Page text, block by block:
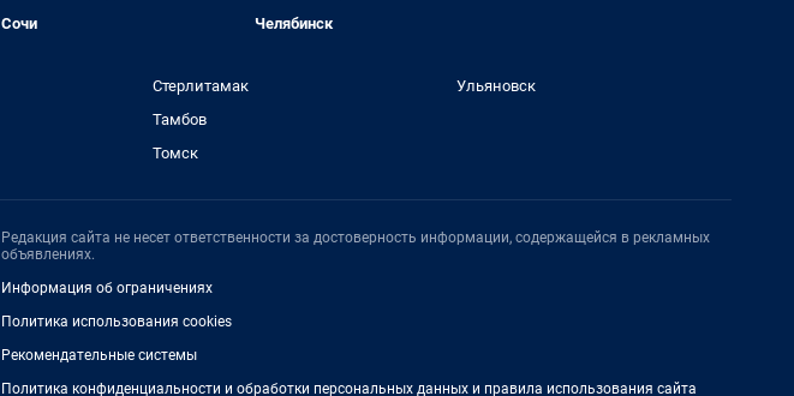
Сочи
Челябинск
Стерлитамак
Тамбов
Томск
Ульяновск
Редакция сайта не несет ответственности за достоверность информации, содержащейся в рекламных
объявлениях.
Информация об ограничениях
Политика использования cookies
Рекомендательные системы
Политика конфиденциальности и обработки персональных данных и правила использования сайта